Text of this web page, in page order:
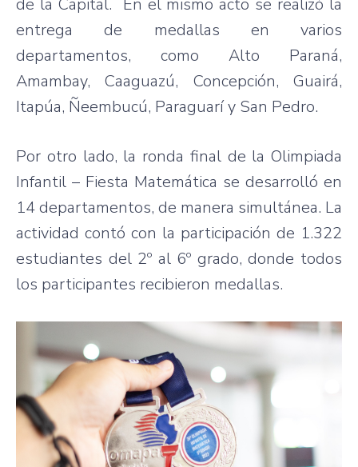
entrega de medallas en varios
departamentos, como Alto Paraná,
Amambay, Caaguazú, Concepción, Guairá,
Itapúa, Ñeembucú, Paraguarí y San Pedro.
Por otro lado, la ronda final de la Olimpiada
Infantil – Fiesta Matemática se desarrolló en
14 departamentos, de manera simultánea. La
actividad contó con la participación de 1.322
estudiantes del 2º al 6º grado, donde todos
los participantes recibieron medallas.